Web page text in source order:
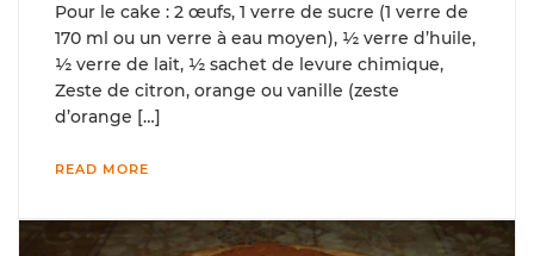
Pour le cake : 2 œufs, 1 verre de sucre (1 verre de
170 ml ou un verre à eau moyen), ½ verre d’huile,
½ verre de lait, ½ sachet de levure chimique,
Zeste de citron, orange ou vanille (zeste
d’orange […]
READ MORE